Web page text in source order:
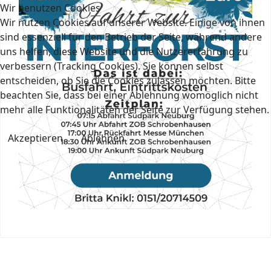
Wir benutzen Cookies
Wir nutzen Cookies auf unserer Website. Einige von ihnen
sind essenziell für den Betrieb der Seite, während andere
uns helfen, diese Website und die Nutzererfahrung zu
verbessern (Tracking Cookies). Sie können selbst
entscheiden, ob Sie die Cookies zulassen möchten. Bitte
beachten Sie, dass bei einer Ablehnung womöglich nicht
mehr alle Funktionalitäten der Seite zur Verfügung stehen.
Akzeptieren Ablehnen